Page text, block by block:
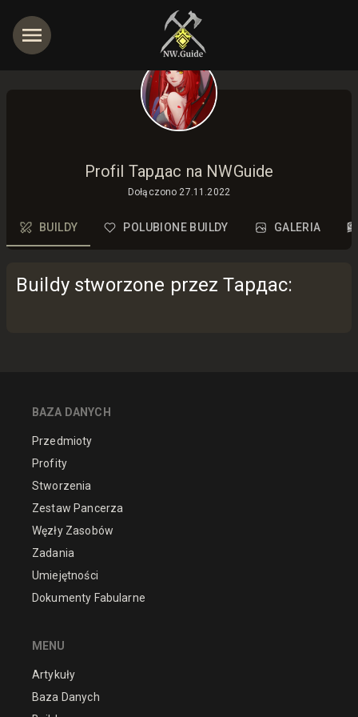
Profil Тардас na NWGuide
Dołączono 27.11.2022
BUILDY POLUBIONE BUILDY GALERIA
Buildy stworzone przez Тардас:
BAZA DANYCH
Przedmioty
Profity
Stworzenia
Zestaw Pancerza
Węzły Zasobów
Zadania
Umiejętności
Dokumenty Fabularne
MENU
Artykuły
Baza Danych